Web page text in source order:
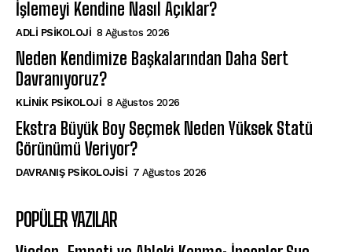
İşlemeyi Kendine Nasıl Açıklar?
ADLI PSIKOLOJI 8 Ağustos 2026
Neden Kendimize Başkalarından Daha Sert
Davranıyoruz?
KLINIK PSIKOLOJI 8 Ağustos 2026
Ekstra Büyük Boy Seçmek Neden Yüksek Statü
Görünümü Veriyor?
DAVRANIŞ PSIKOLOJISI 7 Ağustos 2026
POPÜLER YAZILAR